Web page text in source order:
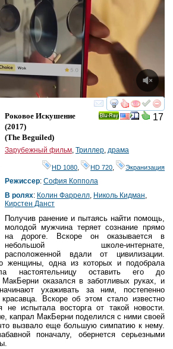
смотреть
17
Роковое Искушение
(2017)
(The Beguiled)
Зарубежный фильм, Триллер, драма
HD 1080, HD 720, Экранизация
Режиссер: София Коппола
В ролях: Колин Фаррелл, Николь Кидман,
Кирстен Данст
Получив ранение и пытаясь найти помощь,
молодой мужчина теряет сознание прямо
на дороге. Вскоре он оказывается в
небольшой школе-интернате,
расположенной вдали от цивилизации.
женщины, одна из которых и подобрала
настоятельницу оставить его до
оказался в заботливых руках, и
ухаживать за ним, постепенно
Вскоре об этом стало известно
не испытала восторга от такой новости.
капрал МакБерни поделился с ними своей
вызвало еще большую симпатию к нему.
поначалу, обернется серьезными